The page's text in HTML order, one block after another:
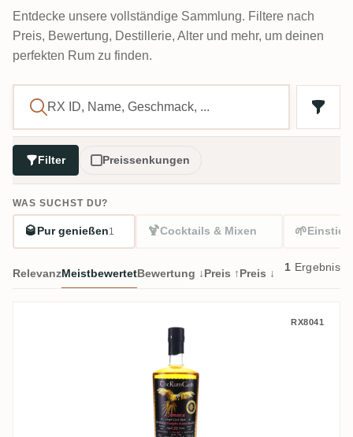
Entdecke unsere vollständige Sammlung. Filtere nach
Preis, Bewertung, Destillerie, Alter und mehr, um deinen
perfekten Rum zu finden.
Filter Preissenkungen
WAS SUCHST DU?
🥃 Pur genießen1 🍹Cocktails & Mixen 🌱Einstieg
RelevanzMeistbewertetBewertung ↓Preis ↑Preis ↓ 1 Ergebnis
TRC Hampden C<>H 1990 RX8041